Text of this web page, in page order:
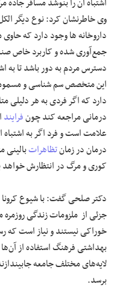
اشتباه آن را بنوشد مسافر
وی خاطرنشان کرد: نوع دیگر
داروخانه ها وجود دارد که حاوی
جمع‌آوری شده و کاربرد خاص
دسترس مردم به دور باشد تا به
این متخصص سم شناسی و
درمانی مراجعه کند چونفرایند
علامت است و فرد اگر به
درمان در زمانتظاهراتبالینی
کوری و مرگ در انتظارش خواهد
دکتر صلحی گفت: با شیوع
جزئی از ملزومات زندگی روزمره
خوراکی نیستند و نیاز است که
بهداشتی فرهنگ استفاده از
لایه‌های مختلف جامعه
برسد.